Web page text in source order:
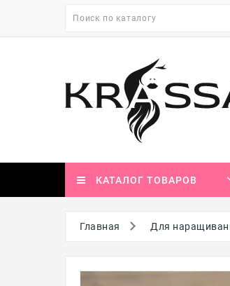
КАТАЛОГ ТОВАРОВ
Главная Для